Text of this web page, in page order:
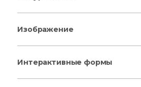
Изображение
Интерактивные формы